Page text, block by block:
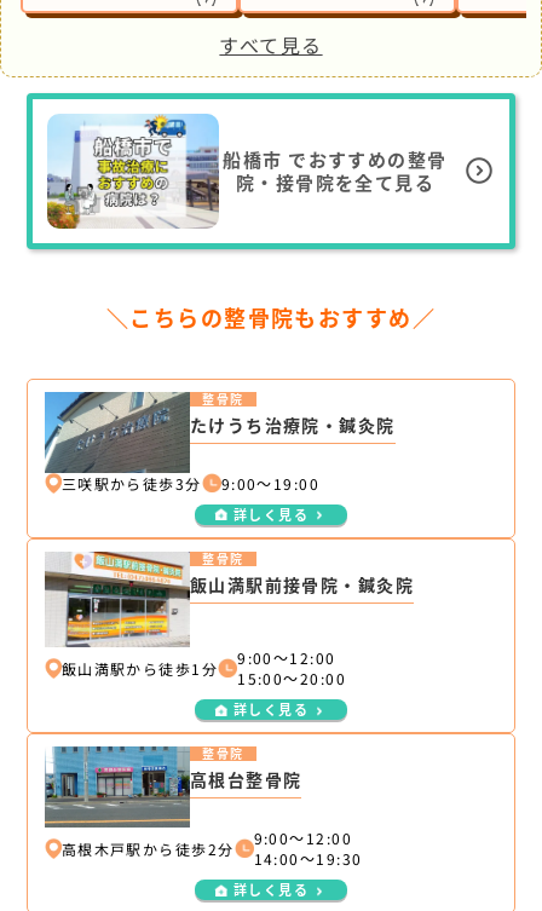
すべて見る
船橋市 でおすすめの整骨
院・接骨院を全て見る
＼こちらの整骨院もおすすめ／
たけうち治療院・鍼灸院
整骨院
三咲駅から徒歩3分 9:00～19:00
詳しく見る
飯山満駅前接骨院・鍼灸院
整骨院
飯山満駅から徒歩1分
9:00～12:00
15:00～20:00
詳しく見る
高根台整骨院
整骨院
高根木戸駅から徒歩2分
9:00～12:00
14:00～19:30
詳しく見る